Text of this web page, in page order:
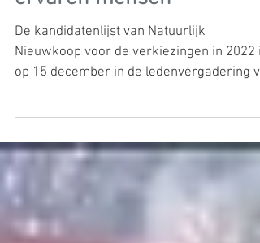
ervaren mensen
De kandidatenlijst van Natuurlijk
op 15 december in de ledenvergadering
Natuurlijk...